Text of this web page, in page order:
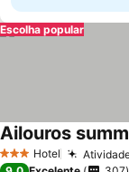
Escolha popular
3 EstrelasHotel
Ailouros